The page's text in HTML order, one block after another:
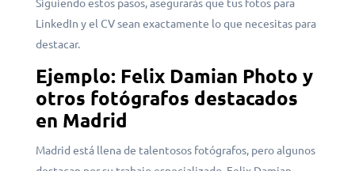
LinkedIn y el CV sean exactamente lo que necesitas para
destacar.
Ejemplo: Felix Damian Photo y
otros fotógrafos destacados
en Madrid
Madrid está llena de talentosos fotógrafos, pero algunos